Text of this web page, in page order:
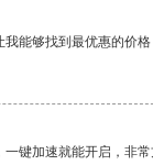
能够找到最优惠的价格
键加速就能开启，非常